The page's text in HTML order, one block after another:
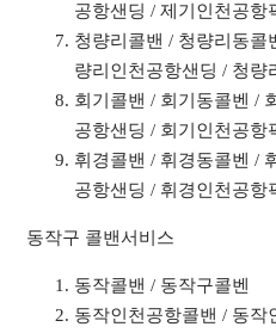
공항샌딩 / 제기인천공항
청량리콜밴 / 청량리동콜
량리인천공항샌딩 / 청량
회기콜밴 / 회기동콜벤 /
공항샌딩 / 회기인천공항
휘경콜밴 / 휘경동콜벤 /
공항샌딩 / 휘경인천공항
동작구 콜밴서비스
동작콜밴 / 동작구콜벤
동작인천공항콜밴 / 동작